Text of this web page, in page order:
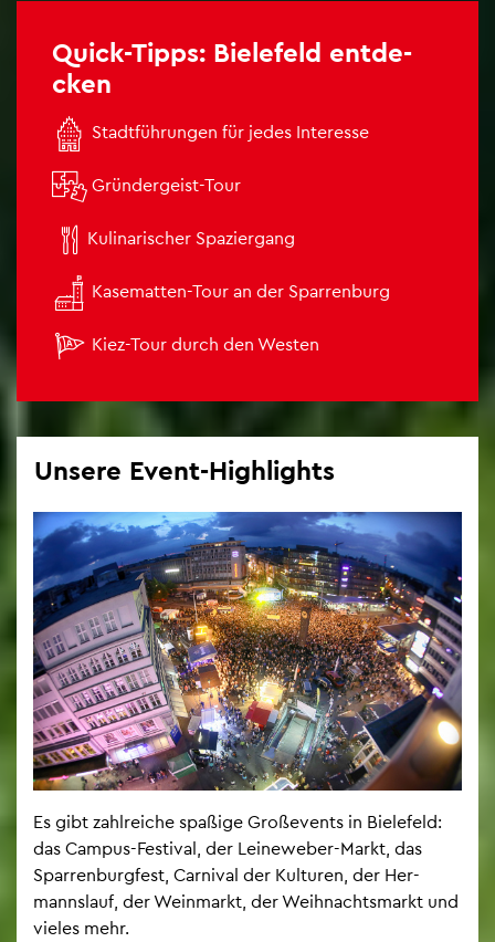
Quick-Tipps: Bie­le­feld ent­de­
cken
 Stadt­füh­run­gen für jedes In­ter­es­se
 Grün­der­geist-Tour
 Ku­li­na­ri­scher Spa­zier­gang
 Ka­se­mat­ten-Tour an der Spar­ren­burg
 Kiez-Tour durch den Wes­ten
Un­se­re Event-High­lights
Es gibt zahl­rei­che spa­ßi­ge Gro­ße­vents in Bie­le­feld:
das Cam­pus-Fes­ti­val, der Lei­ne­we­ber-Markt, das
Spar­ren­burg­fest, Car­ni­val der Kul­tu­ren, der Her­
manns­lauf, der Wein­markt, der Weih­nachts­markt und
vie­les mehr.